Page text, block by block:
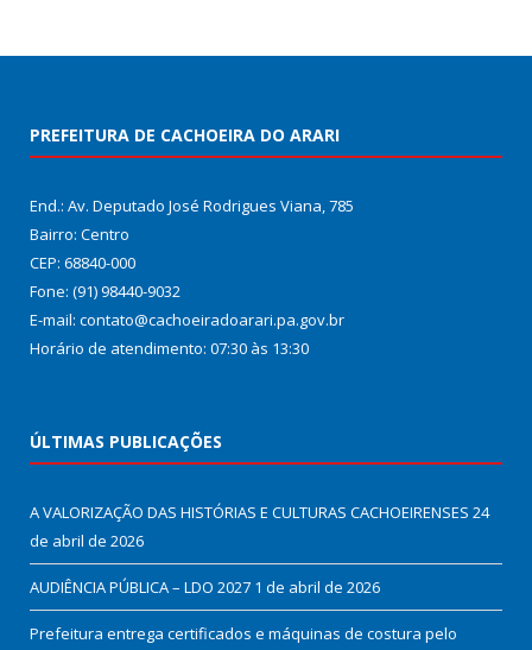
PREFEITURA DE CACHOEIRA DO ARARI
End.: Av. Deputado José Rodrigues Viana, 785
Bairro: Centro
CEP: 68840-000
Fone: (91) 98440-9032
E-mail: contato@cachoeiradoarari.pa.gov.br
Horário de atendimento: 07:30 às 13:30
ÚLTIMAS PUBLICAÇÕES
A VALORIZAÇÃO DAS HISTÓRIAS E CULTURAS CACHOEIRENSES 24
de abril de 2026
AUDIÊNCIA PÚBLICA – LDO 2027 1 de abril de 2026
Prefeitura entrega certificados e máquinas de costura pelo